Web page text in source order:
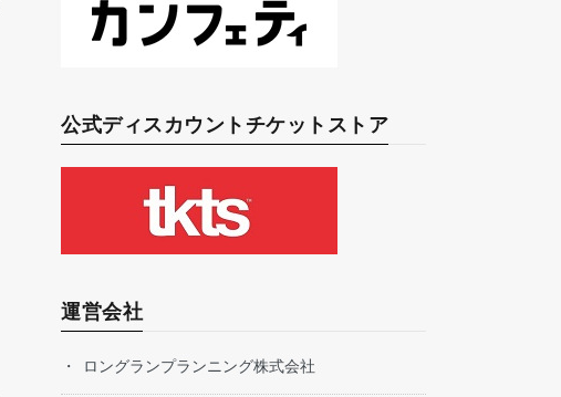
公式ディスカウントチケットストア
運営会社
ロングランプランニング株式会社